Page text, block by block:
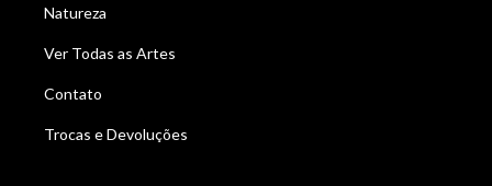
Natureza
Ver Todas as Artes
Contato
Trocas e Devoluções